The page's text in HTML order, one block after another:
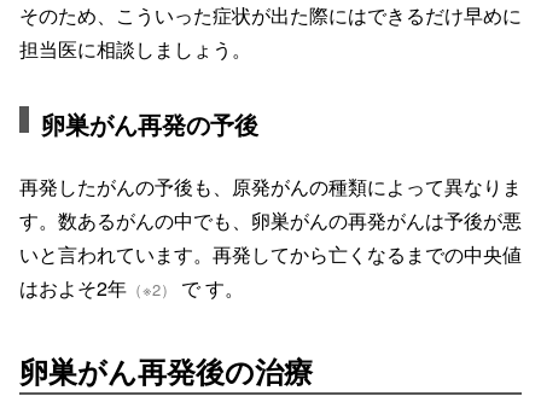
そのため、こういった症状が出た際にはできるだけ早めに
担当医に相談しましょう。
卵巣がん再発の予後
再発したがんの予後も、原発がんの種類によって異なりま
す。数あるがんの中でも、卵巣がんの再発がんは予後が悪
いと言われています。再発してから亡くなるまでの中央値
はおよそ2年 （※2） で す。
卵巣がん再発後の治療